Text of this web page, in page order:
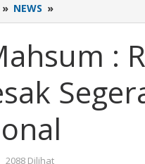
» NEWS »
Mahsum
Rupiah
Melemah,
Jokowi
Didesak
Ekonomi
:
2088 Dilihat